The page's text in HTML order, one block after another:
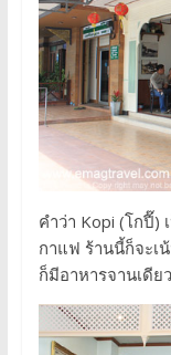
คำว่า Kopi (โกปี๊)
กาแฟ ร้านนี้ก็จะเ
ก็มีอาหารจานเดีย